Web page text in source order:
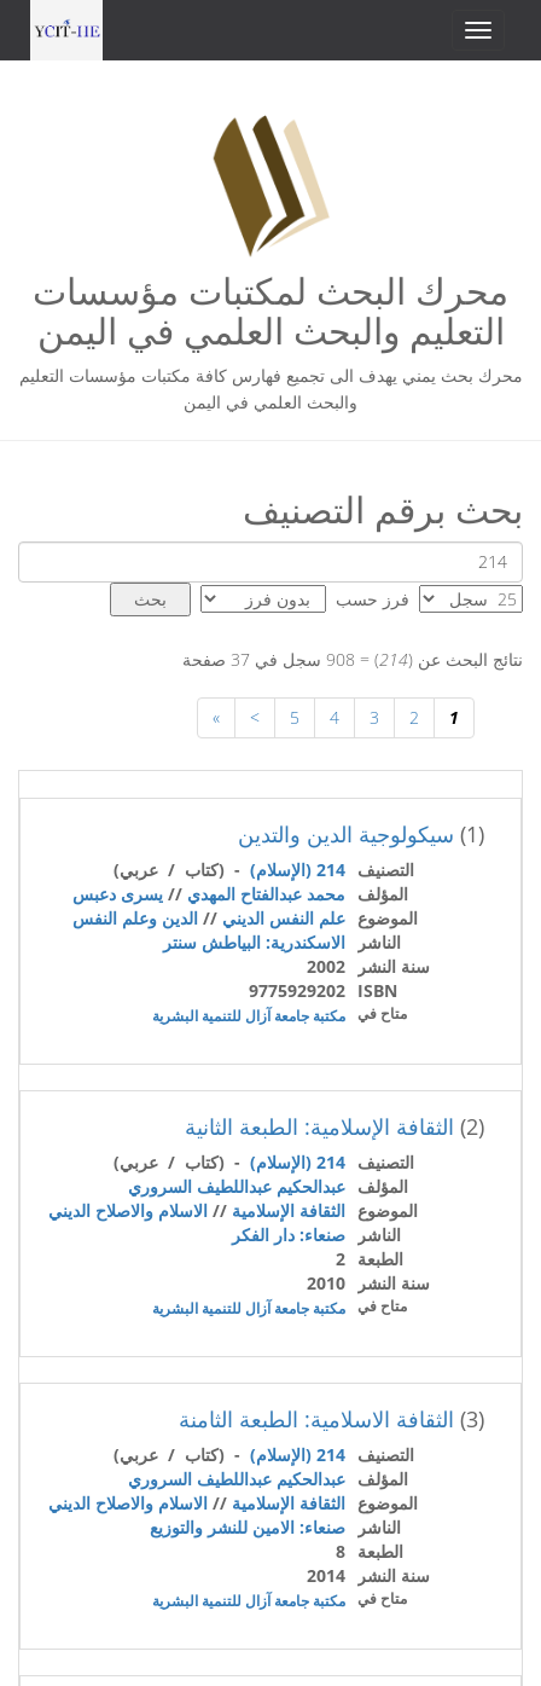
محرك البحث لمكتبات مؤسسات
التعليم والبحث العلمي في اليمن
محرك بحث يمني يهدف الى تجميع فهارس كافة مكتبات مؤسسات التعليم
والبحث العلمي في اليمن
بحث برقم التصنيف
فرز حسب
نتائج البحث عن (214) = 908 سجل في 37 صفحة
» > 5 4 3 2 1
(1) سيكولوجية الدين والتدين
التصنيف 214 (الإسلام)
- (كتاب / عربي)
المؤلف
محمد عبدالفتاح المهدي // يسرى دعبس
الموضوع علم النفس الديني // الدين وعلم النفس
الناشر
الاسكندرية: البياطش سنتر
سنة النشر
2002
ISBN
9775929202
متاح في مكتبة جامعة آزال للتنمية البشرية
(2) الثقافة الإسلامية: الطبعة الثانية
التصنيف 214 (الإسلام)
- (كتاب / عربي)
المؤلف عبدالحكيم عبداللطيف السروري
الموضوع الثقافة الإسلامية // الاسلام والاصلاح الديني
الناشر
صنعاء: دار الفكر
الطبعة 2
سنة النشر
2010
متاح في مكتبة جامعة آزال للتنمية البشرية
(3) الثقافة الاسلامية: الطبعة الثامنة
التصنيف 214 (الإسلام)
- (كتاب / عربي)
المؤلف عبدالحكيم عبداللطيف السروري
الموضوع الثقافة الإسلامية // الاسلام والاصلاح الديني
الناشر
صنعاء: الامين للنشر والتوزيع
الطبعة 8
سنة النشر
2014
متاح في مكتبة جامعة آزال للتنمية البشرية